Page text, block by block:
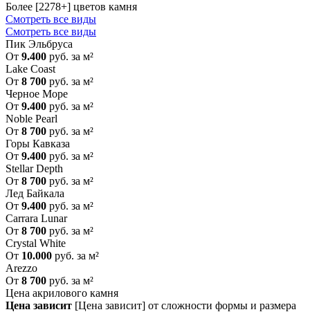
Более [2278+] цветов камня
Смотреть все виды
Смотреть все виды
Пик Эльбруса
От 9.400 руб. за м²
Lake Coast
От 8 700 руб. за м²
Черное Море
От 9.400 руб. за м²
Noble Pearl
От 8 700 руб. за м²
Горы Кавказа
От 9.400 руб. за м²
Stellar Depth
От 8 700 руб. за м²
Лед Байкала
От 9.400 руб. за м²
Carrara Lunar
От 8 700 руб. за м²
Crystal White
От 10.000 руб. за м²
Arezzo
От 8 700 руб. за м²
Цена акрилового камня
Цена зависит [Цена зависит] от сложности формы и размера